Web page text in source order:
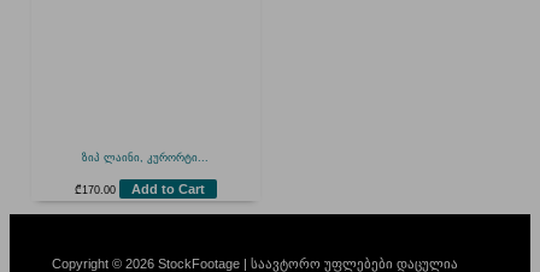
ზიპ ლაინი, კურორტი...
₾ 170.00 Add to Cart
Copyright © 2026 StockFootage | საავტორო უფლებები დაცულია